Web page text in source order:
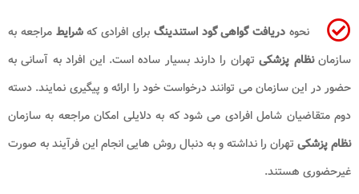
نحوه دریافت گواهی گود استندینگ برای افرادی کهشرایطمراجعه به
سازماننظام پزشکیتهران را دارند بسیار ساده است. این افراد به آسانی به
حضور در این سازمان می توانند درخواست خود را ارائه و پیگیری نمایند. دسته
دوم متقاضیان شامل افرادی می شود که به دلایلی امکان مراجعه به سازمان
نظام پزشکی تهران را نداشته و به دنبال روش هایی انجام این فرآیند به صورت
غیرحضوری هستند.